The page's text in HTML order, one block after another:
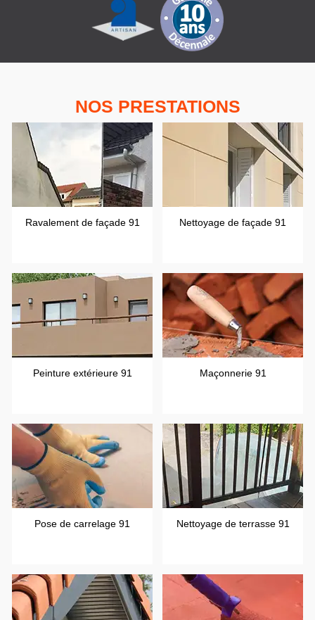
NOS PRESTATIONS
Ravalement de façade 91 Nettoyage de façade 91
Peinture extérieure 91 Maçonnerie 91
Pose de carrelage 91 Nettoyage de terrasse 91